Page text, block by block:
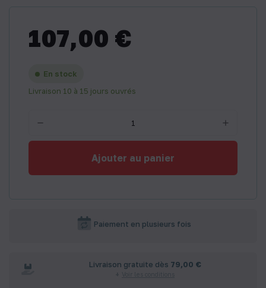
107,00 €
En stock
Livraison 10 à 15 jours ouvrés
Ajouter au panier
Paiement en plusieurs fois
Livraison gratuite dès 79,00 €